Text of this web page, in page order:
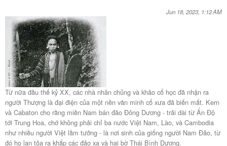
Jun 18, 2023, 1:12 AM
Từ nữa đầu thế kỷ XX, các nhà nhân chủng và khảo cổ học đã nhận ra
người Thượng là đại điện của một nền văn minh cổ xưa đã biến mất. Kern
và Cabaton cho rằng miền Nam bán đảo Đông Dương - trải dài từ Ấn Độ
tới Trung Hoa, chớ không phải chỉ ba nước Việ̣t Nam, Lào, và Cambodia
như nhiều người Việt lầm tưởng - là nơi sinh của giống người Nam Đảo, từ
đó họ lan tỏa ra khắp các đảo xa và hai bờ Thái Bình Dương.